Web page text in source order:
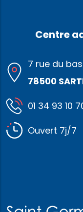
Centre
7 rue du
78500
01 34 93 10
Ouvert 7j/7